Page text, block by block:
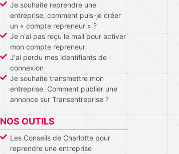
Je souhaite reprendre une
entreprise, comment puis-je créer
un « compte repreneur » ?
Je n'ai pas reçu le mail pour activer
mon compte repreneur
J'ai perdu mes identifiants de
connexion
Je souhaite transmettre mon
entreprise. Comment publier une
annonce sur Transentreprise ?
NOS OUTILS
Les Conseils de Charlotte pour
reprendre une entreprise